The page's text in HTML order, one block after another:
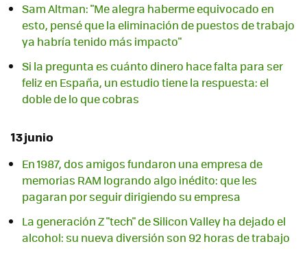
Sam Altman: "Me alegra haberme equivocado en
esto, pensé que la eliminación de puestos de trabajo
ya habría tenido más impacto"
Si la pregunta es cuánto dinero hace falta para ser
feliz en España, un estudio tiene la respuesta: el
doble de lo que cobras
13 junio
En 1987, dos amigos fundaron una empresa de
memorias RAM logrando algo inédito: que les
pagaran por seguir dirigiendo su empresa
La generación Z "tech" de Silicon Valley ha dejado el
alcohol: su nueva diversión son 92 horas de trabajo